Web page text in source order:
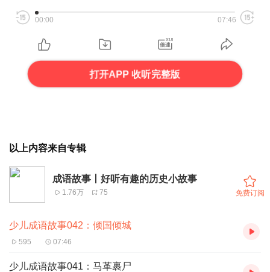
00:00 07:46
打开APP 收听完整版
以上内容来自专辑
成语故事丨好听有趣的历史小故事
1.76万 75 免费订阅
少儿成语故事042：倾国倾城
595 07:46
少儿成语故事041：马革裹尸